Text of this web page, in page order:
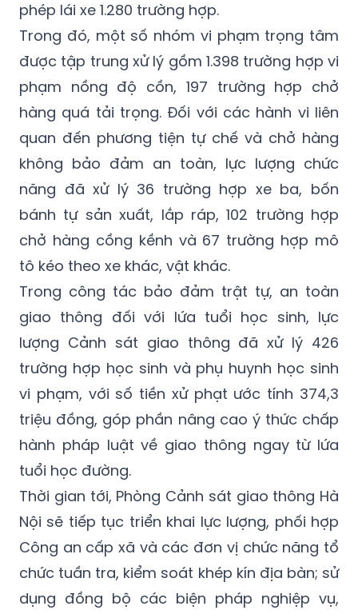
1.849 phương tiện, tước quyền sử dụng giấy
phép lái xe 51 trường hợp, trừ điểm giấy
phép lái xe 1.280 trường hợp.
Trong đó, một số nhóm vi phạm trọng tâm
được tập trung xử lý gồm 1.398 trường hợp vi
phạm nồng độ cồn, 197 trường hợp chở
hàng quá tải trọng. Đối với các hành vi liên
quan đến phương tiện tự chế và chở hàng
không bảo đảm an toàn, lực lượng chức
năng đã xử lý 36 trường hợp xe ba, bốn
bánh tự sản xuất, lắp ráp, 102 trường hợp
chở hàng cồng kềnh và 67 trường hợp mô
tô kéo theo xe khác, vật khác.
Trong công tác bảo đảm trật tự, an toàn
giao thông đối với lứa tuổi học sinh, lực
lượng Cảnh sát giao thông đã xử lý 426
trường hợp học sinh và phụ huynh học sinh
vi phạm, với số tiền xử phạt ước tính 374,3
triệu đồng, góp phần nâng cao ý thức chấp
hành pháp luật về giao thông ngay từ lứa
tuổi học đường.
Thời gian tới, Phòng Cảnh sát giao thông Hà
Nội sẽ tiếp tục triển khai lực lượng, phối hợp
Công an cấp xã và các đơn vị chức năng tổ